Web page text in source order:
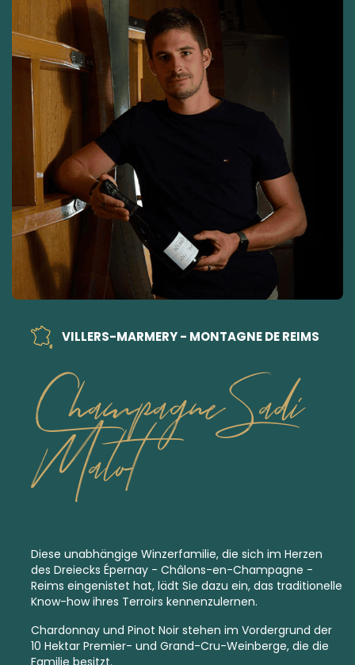
VILLERS-MARMERY - MONTAGNE DE REIMS
Champagne Sadi
Malot
Diese unabhängige Winzerfamilie, die sich im Herzen
des Dreiecks Épernay - Châlons-en-Champagne -
Reims eingenistet hat, lädt Sie dazu ein, das traditionelle
Know-how ihres Terroirs kennenzulernen.
Chardonnay und Pinot Noir stehen im Vordergrund der
10 Hektar Premier- und Grand-Cru-Weinberge, die die
Familie besitzt.